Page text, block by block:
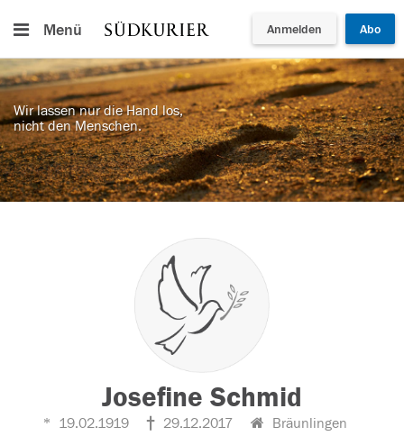
Menü Anmelden Abo
Wir lassen nur die Hand los,
nicht den Menschen.
Josefine Schmid
19.02.1919 29.12.2017 Bräunlingen